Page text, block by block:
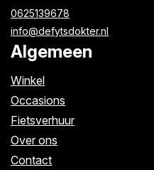
0625139678
info@defytsdokter.nl
Algemeen
Winkel
Occasions
Fietsverhuur
Over ons
Contact